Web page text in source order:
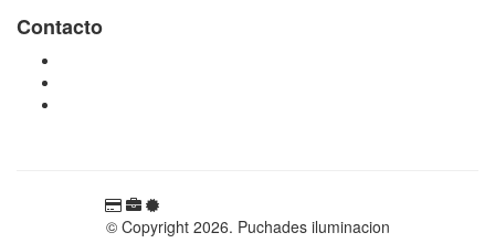
Contacto
© Copyright 2026. Puchades iluminacion